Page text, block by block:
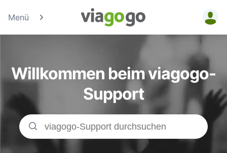
Menü
Tickets -
Konzert-,
&
| viagogo der
Willkommen beim viagogo-
Support